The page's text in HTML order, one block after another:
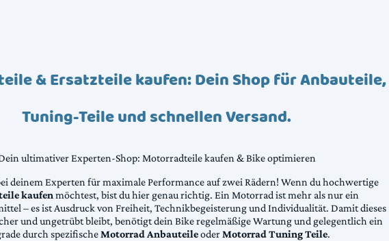
& Ersatzteile kaufen: Dein Shop für Anbauteile,
Tuning-Teile und schnellen Versand.
ultimativer Experten-Shop: Motorradteile kaufen & Bike optimieren
deinem Experten für maximale Performance auf zwei Rädern! Wenn du hochwertige
kaufenmöchtest, bist du hier genau richtig. Ein Motorrad ist mehr als nur ein
– es ist Ausdruck von Freiheit, Technikbegeisterung und Individualität. Damit dieses
und ungetrübt bleibt, benötigt dein Bike regelmäßige Wartung und gelegentlich ein
durch spezifischeMotorrad AnbauteileoderMotorrad Tuning Teile.